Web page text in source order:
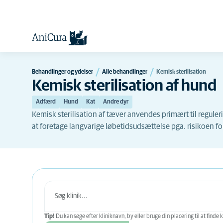
Behandlinger og ydelser Alle behandlinger Kemisk sterilisation
Kemisk sterilisation af hund
Adfærd Hund Kat Andre dyr
Kemisk sterilisation af tæver anvendes primært til
at foretage langvarige løbetidsudsættelse pga. risikoen
Tip! Du kan søge efter kliniknavn, by eller bruge din placering til at finde